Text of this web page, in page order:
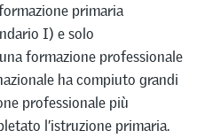
primaria
I) e solo
formazione professionale
ha compiuto grandi
professionale più
l’istruzione primaria.